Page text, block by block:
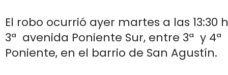
El robo ocurrió ayer martes a las 13:30
3ª avenida Poniente Sur, entre 3ª y 4ª
Poniente, en el barrio de San Agustín.